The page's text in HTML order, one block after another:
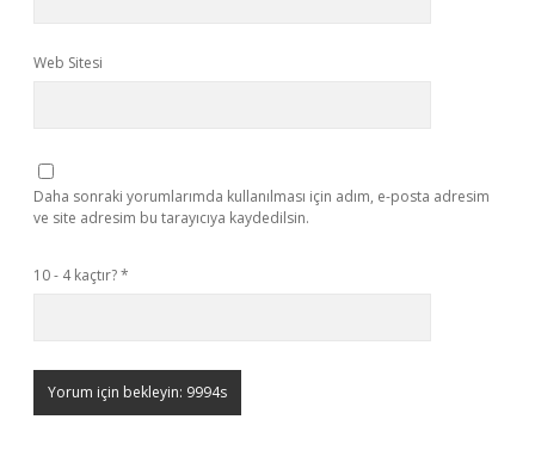
Web Sitesi
Daha sonraki yorumlarımda kullanılması için adım, e-posta adresim
ve site adresim bu tarayıcıya kaydedilsin.
10 - 4 kaçtır?*